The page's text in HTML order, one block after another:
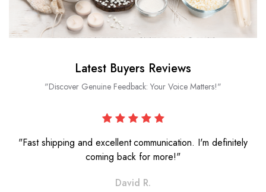
Latest Buyers Reviews
"Discover Genuine Feedback: Your Voice Matters!"
"Fast shipping and excellent communication. I'm definitely
coming back for more!"
David R.